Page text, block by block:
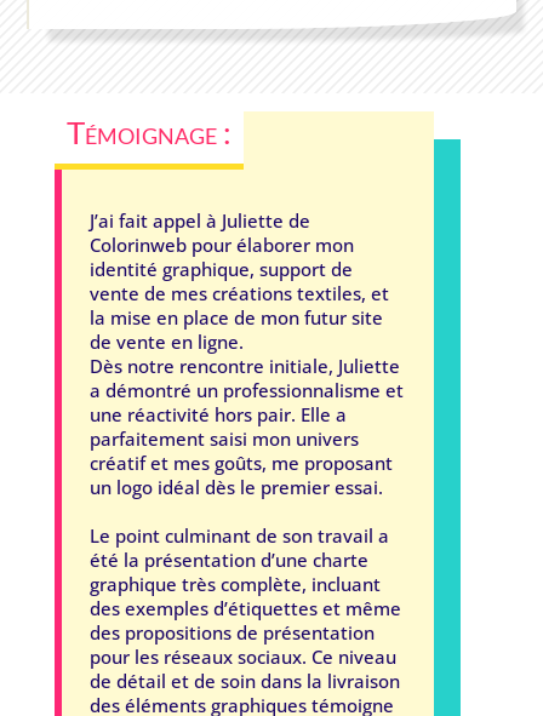
Témoignage :
J’ai fait appel à Juliette de
Colorinweb pour élaborer mon
identité graphique, support de
vente de mes créations textiles, et
la mise en place de mon futur site
de vente en ligne.
Dès notre rencontre initiale, Juliette
a démontré un professionnalisme et
une réactivité hors pair. Elle a
parfaitement saisi mon univers
créatif et mes goûts, me proposant
un logo idéal dès le premier essai.
Le point culminant de son travail a
été la présentation d’une charte
graphique très complète, incluant
des exemples d’étiquettes et même
des propositions de présentation
pour les réseaux sociaux. Ce niveau
de détail et de soin dans la livraison
des éléments graphiques témoigne